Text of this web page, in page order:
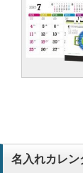
名入れカレン